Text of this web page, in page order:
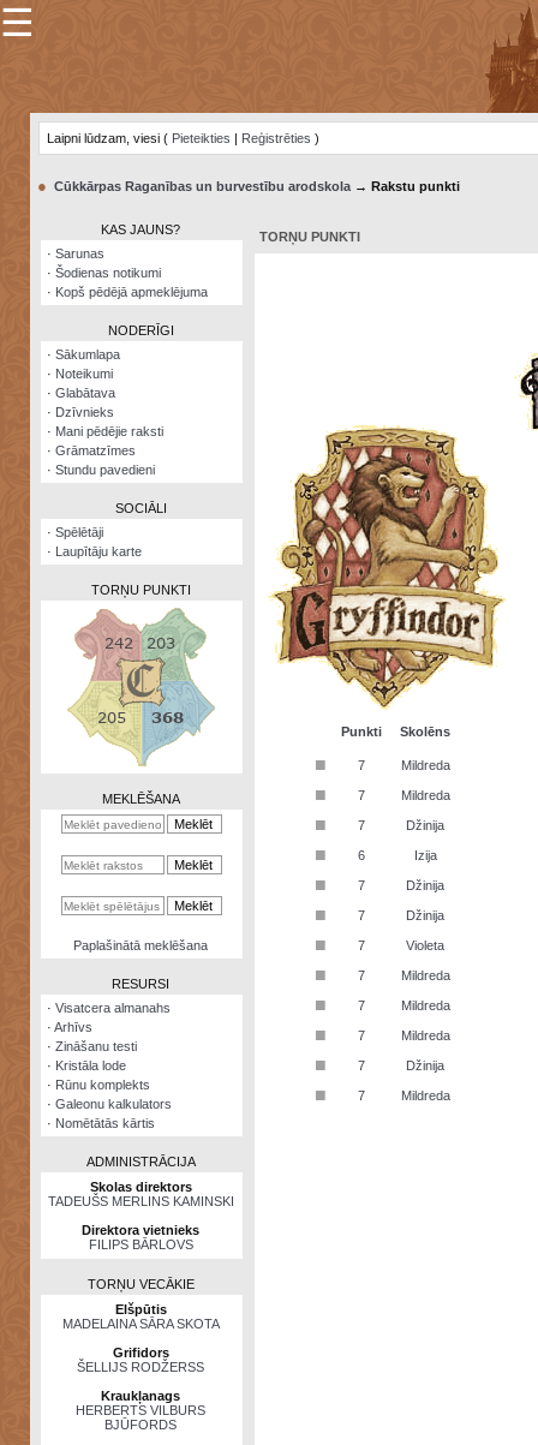
×
Šodienas
notikumi
Visatcera
almanahs
Arhīvs
Zināšanu
kalkulators
Nomētātās
☰
Laipni lūdzam, viesi ( Pieteikties | Reģistrēties )
● Cūkkārpas Raganības un burvestību arodskola → Rakstu punkti
KAS JAUNS?
·Sarunas
·Šodienas notikumi
· Kopš pēdējā apmeklējuma
NODERĪGI
·Sākumlapa
· Noteikumi
·Glabātava
· Dzīvnieks
· Mani pēdējie raksti
·Grāmatzīmes
·Stundu pavedieni
SOCIĀLI
·Spēlētāji
· Laupītāju karte
TORŅU PUNKTI
MEKLĒŠANA
Paplašinātā meklēšana
RESURSI
·Visatcera almanahs
·Arhīvs
·Zināšanu testi
· Kristāla lode
· Rūnu komplekts
·Galeonu kalkulators
· Nomētātās kārtis
ADMINISTRĀCIJA
Skolas direktors
TADEUŠS MERLINS KAMINSKI
Direktora vietnieks
FILIPS BĀRLOVS
TORŅU VECĀKIE
Elšpūtis
MADELAINA SĀRA SKOTA
Grifidors
ŠELLIJS RODŽERSS
Kraukļanags
HERBERTS VILBURS
BJŪFORDS
TORŅU PUNKTI
Punkti Skolēns
■ 7 Mildreda
■ 7 Mildreda
■ 7 Džinija
■ 6 Izija
■ 7 Džinija
■ 7 Džinija
■ 7 Violeta
■ 7 Mildreda
■ 7 Mildreda
■ 7 Mildreda
■ 7 Džinija
■ 7 Mildreda